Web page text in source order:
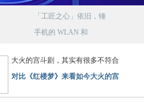
「工匠之心」依旧，锤
手机的 WLAN 和
大火的宫斗剧，其实有很多不符合
对比《红楼梦》来看如今大火的宫